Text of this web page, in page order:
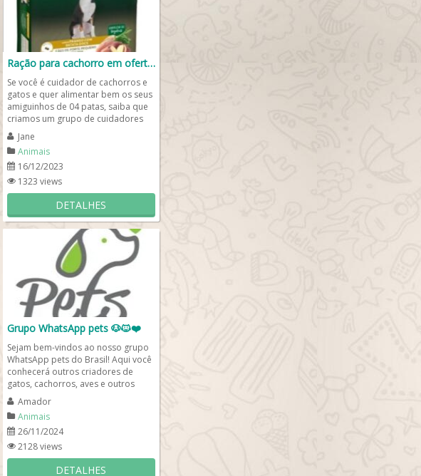
Ração para cachorro em oferta 🐶
Se você é cuidador de cachorros e
gatos e quer alimentar bem os seus
amiguinhos de 04 patas, saiba que
criamos um grupo de cuidadores
Pet, um grupo de...
Jane
Animais
16/12/2023
1323 views
DETALHES
Grupo WhatsApp pets 🐶🐱❤️
Sejam bem-vindos ao nosso grupo
WhatsApp pets do Brasil! Aqui você
conhecerá outros criadores de
gatos, cachorros, aves e outros
animaizinhos que tão bem nos...
Amador
Animais
26/11/2024
2128 views
DETALHES